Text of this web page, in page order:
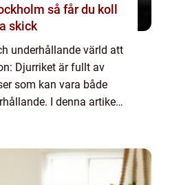
får du koll
skick
underhållande värld att
Djurriket är fullt av
som kan vara både
I denna artikel